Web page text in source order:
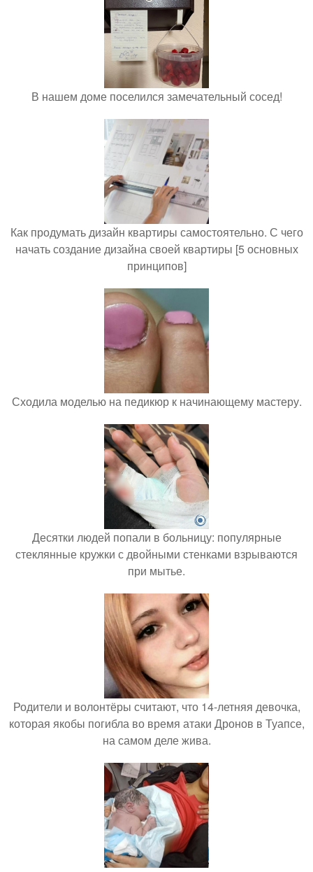
В нашем доме поселился замечательный сосед!
Как продумать дизайн квартиры самостоятельно. С чего
начать создание дизайна своей квартиры [5 основных
принципов]
Сходила моделью на педикюр к начинающему мастеру.
Десятки людей попали в больницу: популярные
стеклянные кружки с двойными стенками взрываются
при мытье.
Родители и волонтёры считают, что 14-летняя девочка,
которая якобы погибла во время атаки Дронов в Туапсе,
на самом деле жива.